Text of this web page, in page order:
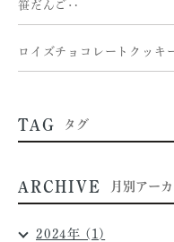
笹だんご‥
ロイズチョコレートクッキ
TAG タグ
ARCHIVE 月別アー
2024年 (1)